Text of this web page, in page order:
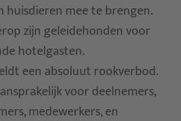
huisdieren mee te brengen.
zijn geleidehonden voor
hotelgasten.
een absoluut rookverbod.
voor deelnemers,
medewerkers, en